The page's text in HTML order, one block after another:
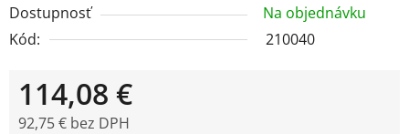
Dostupnosť
Na objednávku
Kód:
210040
114,08 €
92,75 € bez DPH